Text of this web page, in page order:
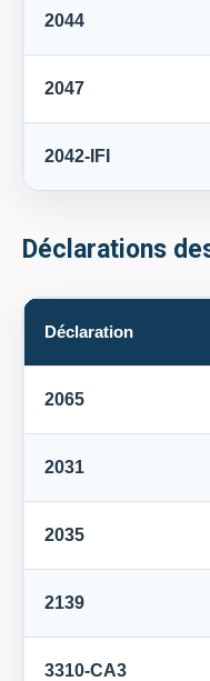
2044
2047
2042-IFI
Déclarations
Déclaration
2065
2031
2035
2139
3310-CA3